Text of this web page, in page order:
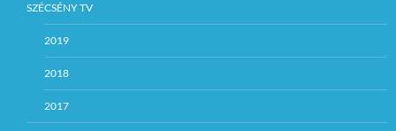
SZÉCSÉNY TV
2019
2018
2017